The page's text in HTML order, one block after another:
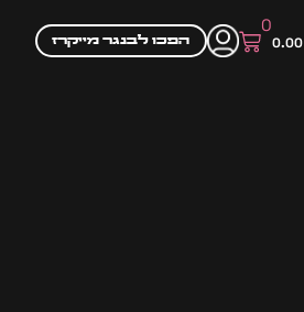
הפכו לבנגר מייקרז 0.00
0